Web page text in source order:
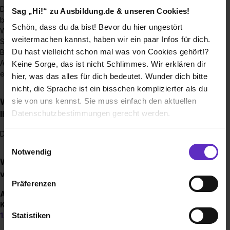
Sag „Hi!“ zu Ausbildung.de & unseren Cookies!
Schön, dass du da bist! Bevor du hier ungestört
weitermachen kannst, haben wir ein paar Infos für dich.
Du hast vielleicht schon mal was von Cookies gehört!?
Keine Sorge, das ist nicht Schlimmes. Wir erklären dir
hier, was das alles für dich bedeutet. Wunder dich bitte
nicht, die Sprache ist ein bisschen komplizierter als du
sie von uns kennst. Sie muss einfach den aktuellen
Datenschutzbestimmungen gerecht werden.
Benutzung der Webseite getroffenen Einstellungen zu
Webseite zu analysieren („Statistiken“), um
Informationen zu deiner Verwendung unserer Website an
Notwendig
Präferenzen
Statistiken
Du kannst Dich jederzeit für einen Ausbildungsplatz bei uns
bewerben.
Wir freuen uns über Bewerbungen von Schülerinnen und
Schülern als auch von Quereinsteiger/innen, die einen
Berufswechsel anstreben. Du möchtest den
Ausbildungsbetrieb wechseln? Dann freuen wir uns, Dich
ebenfalls kennenzulernen!
Wie viele Ausbildungsstellen werden jährlich bei
Ihnen ausgeschrieben?
Das ist von Standort zu Standort unterschiedlich.
Wie werden Ausbildungsstellen bei Ihnen
vergütet?
Ausbildungsgehalt bei Tertianum:
Koch/ Köchin
Ausbildungsjahr: 1.100 Euro